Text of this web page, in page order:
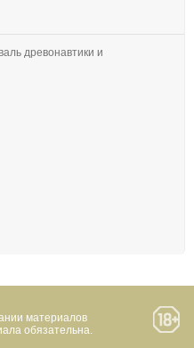
древонавтики и
материалов
обязательна.